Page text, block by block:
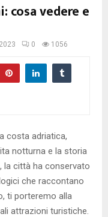
cosa vedere e
0 1056
costa adriatica,
notturna e la storia
la città ha conservato
che raccontano
ti porteremo alla
attrazioni turistiche.